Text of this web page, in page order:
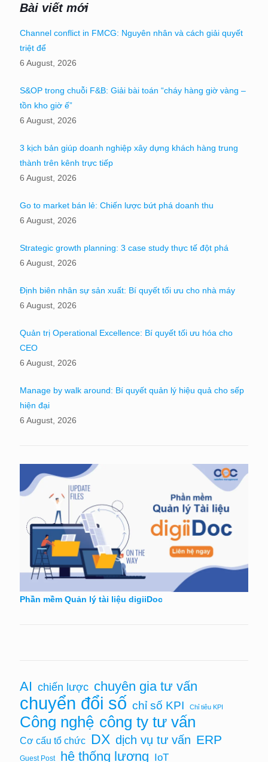
Bài viết mới
Channel conflict in FMCG: Nguyên nhân và cách giải quyết
triệt để
6 August, 2026
S&OP trong chuỗi F&B: Giải bài toán “cháy hàng giờ vàng –
tồn kho giờ ế”
6 August, 2026
3 kịch bản giúp doanh nghiệp xây dựng khách hàng trung
thành trên kênh trực tiếp
6 August, 2026
Go to market bán lẻ: Chiến lược bứt phá doanh thu
6 August, 2026
Strategic growth planning: 3 case study thực tế đột phá
6 August, 2026
Định biên nhân sự sản xuất: Bí quyết tối ưu cho nhà máy
6 August, 2026
Quản trị Operational Excellence: Bí quyết tối ưu hóa cho
CEO
6 August, 2026
Manage by walk around: Bí quyết quản lý hiệu quả cho sếp
hiện đại
6 August, 2026
Phần mềm Quản lý tài liệu digiiDoc
AI chiến lược chuyên gia tư vấn
chuyển đổi số chỉ số KPI Chỉ tiêu KPI
Công nghệ công ty tư vấn
Cơ cấu tổ chức DX dịch vụ tư vấn ERP
Guest Post hệ thống lương IoT